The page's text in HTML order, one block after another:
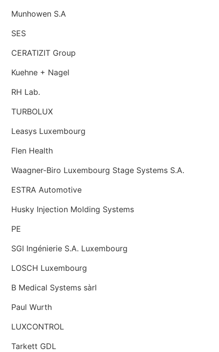
Munhowen S.A
SES
CERATIZIT Group
Kuehne + Nagel
RH Lab.
TURBOLUX
Leasys Luxembourg
Flen Health
Waagner-Biro Luxembourg Stage Systems S.A.
ESTRA Automotive
Husky Injection Molding Systems
PE
SGI Ingénierie S.A. Luxembourg
LOSCH Luxembourg
B Medical Systems sàrl
Paul Wurth
LUXCONTROL
Tarkett GDL